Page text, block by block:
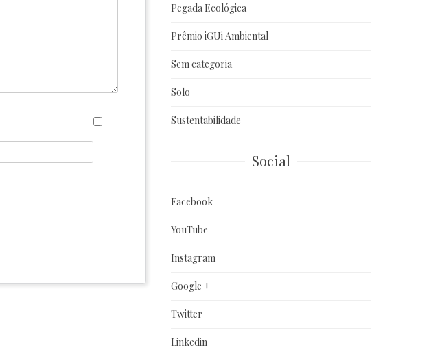
Pegada Ecológica
Prêmio iGUi Ambiental
Sem categoria
Solo
Sustentabilidade
Social
Facebook
YouTube
Instagram
Google +
Twitter
Linkedin